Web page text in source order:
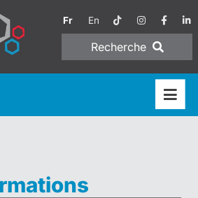
Fr En
Recherche